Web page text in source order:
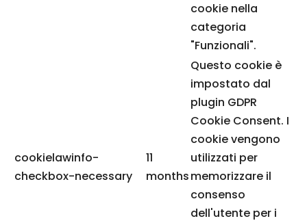
cookie nella
categoria
"Funzionali".
cookielawinfo-
checkbox-necessary
11
months
Questo cookie è
impostato dal
plugin GDPR
Cookie Consent. I
cookie vengono
utilizzati per
memorizzare il
consenso
dell'utente per i